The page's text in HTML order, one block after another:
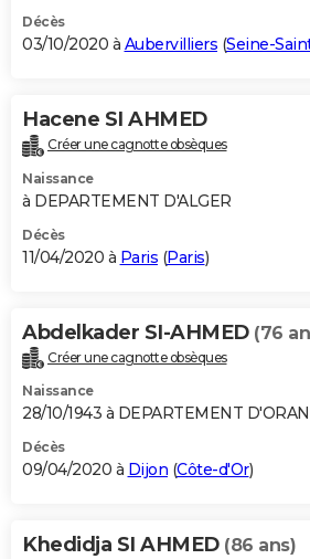
Décès
03/10/2020 à Aubervilliers (Seine-
Hacene SI AHMED
Créer une cagnotte obsèques
Naissance
à DEPARTEMENT D'ALGER
Décès
11/04/2020 à Paris (Paris)
Abdelkader SI-AHMED (76
Créer une cagnotte obsèques
Naissance
28/10/1943 à DEPARTEMENT D'ORAN
Décès
09/04/2020 à Dijon (Côte-d'Or)
Khedidja SI AHMED (86 ans)